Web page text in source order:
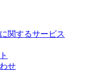
関するサービス
せ